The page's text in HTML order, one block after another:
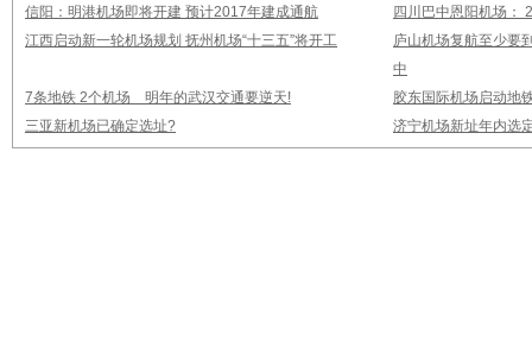
信阳：明港机场即将开建 预计2017年建成通航
四川巴中恩阳机场：
江西启动新一轮机场规划 抚州机场“十三五”将开工
庐山机场复航至少要
中
7条地铁 2个机场 明年的武汉交通要逆天!
胶东国际机场启动地
三亚新机场已确定选址?
济宁机场新址年内选